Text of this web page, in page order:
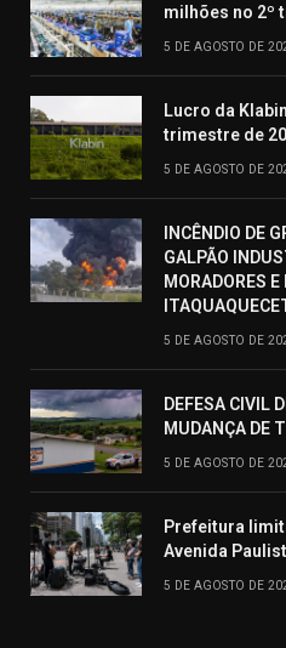
milhões no 2º
5 DE AGOSTO DE
Lucro da
trimestre de
5 DE AGOSTO DE
INCÊNDIO DE
GALPÃO
MORADORES
5 DE AGOSTO DE
DEFESA CIVIL
MUDANÇA DE
5 DE AGOSTO DE
Prefeitura
Avenida
5 DE AGOSTO DE